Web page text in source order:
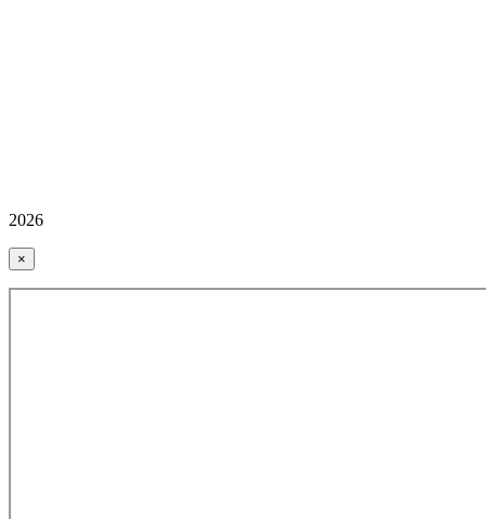
2026
×